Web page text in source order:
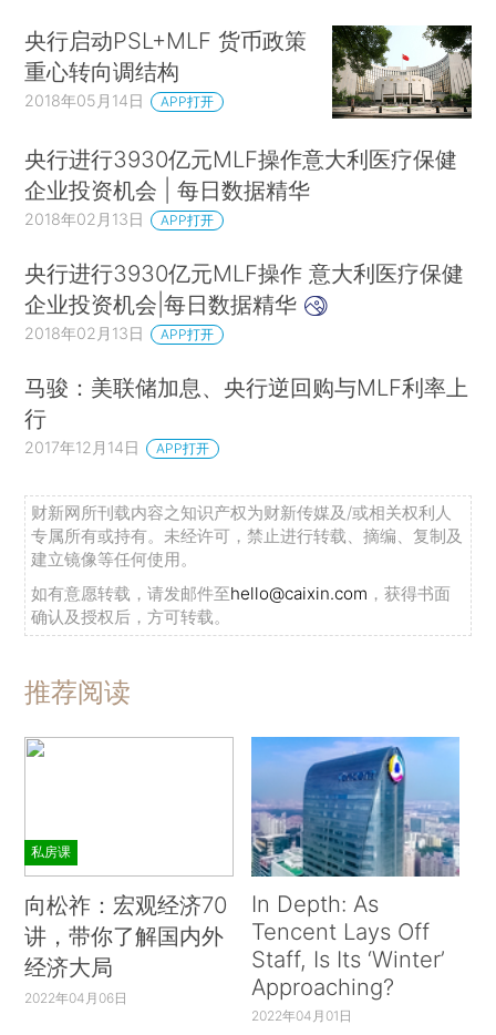
央行启动PSL+MLF 货币政策
重心转向调结构
2018年05月14日 APP打开
央行进行3930亿元MLF操作意大利医疗保健
企业投资机会 | 每日数据精华
2018年02月13日 APP打开
央行进行3930亿元MLF操作 意大利医疗保健
企业投资机会|每日数据精华
2018年02月13日 APP打开
马骏：美联储加息、央行逆回购与MLF利率上
行
2017年12月14日 APP打开
财新网所刊载内容之知识产权为财新传媒及/或相关权利人
专属所有或持有。未经许可，禁止进行转载、摘编、复制及
建立镜像等任何使用。
如有意愿转载，请发邮件至hello@caixin.com ，获得书面
确认及授权后，方可转载。
推荐阅读
私房课
向松祚：宏观经济70
讲，带你了解国内外
经济大局
2022年04月06日
In Depth: As
Tencent Lays Off
Staff, Is Its ‘Winter’
Approaching?
2022年04月01日